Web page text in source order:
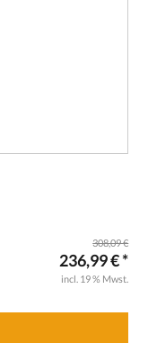
308,09 €
236,99 € *
incl. 19 % Mwst.